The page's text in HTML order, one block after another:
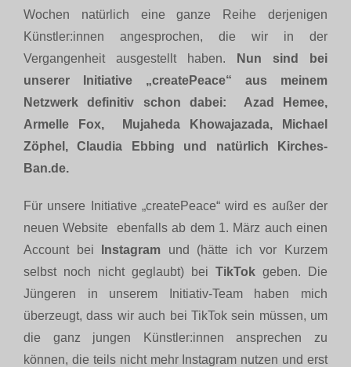
Wochen natürlich eine ganze Reihe derjenigen
Künstler:innen angesprochen, die wir in der
Vergangenheit ausgestellt haben.
Nun sind bei
unserer Initiative „createPeace“ aus meinem
Netzwerk definitiv schon dabei: Azad Hemee,
Armelle Fox, Mujaheda Khowajazada, Michael
Zöphel, Claudia Ebbing und natürlich Kirches-
Ban.de.
Für unsere Initiative „createPeace“ wird es außer der
neuen Website ebenfalls ab dem 1. März auch einen
Account bei
Instagram und (hätte ich vor Kurzem
selbst noch nicht geglaubt) beiTikTok geben. Die
Jüngeren in unserem Initiativ-Team haben mich
überzeugt, dass wir auch bei TikTok sein müssen, um
die ganz jungen Künstler:innen ansprechen zu
können, die teils nicht mehr Instagram nutzen und erst